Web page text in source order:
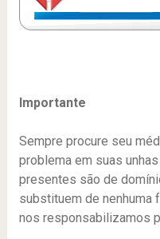
Importante
Sempre procure seu
problema em suas
presentes são de
substituem de nenhuma
nos responsabilizamos